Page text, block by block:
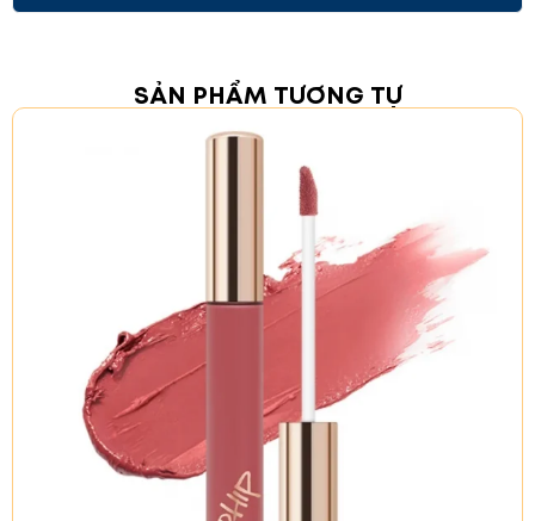
#02 First Kiss – Hồng đào
chút sắc hồng đào tạo nên vẻ đẹp ngọt ngào, ấm
áp. Phù hợp cho mọi hoàn cảnh, từ đi làm đến dự
SẢN PHẨM TƯƠNG TỰ